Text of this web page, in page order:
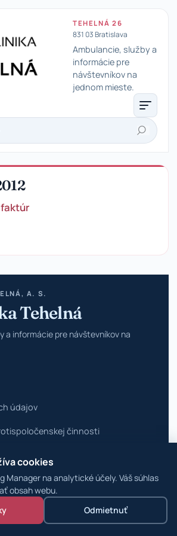
cookies
Manager na analytické účely. Váš súhlas
obsah webu.
Odmietnuť
TEHELNÁ 26
831 03 Bratislava
Ambulancie, služby a
informácie pre
návštevníkov na
jednom mieste.
Hľadať
A. S.
Tehelná
a informácie pre návštevníkov na
údajov
činnosti
cookies
· WordPress špecialisti